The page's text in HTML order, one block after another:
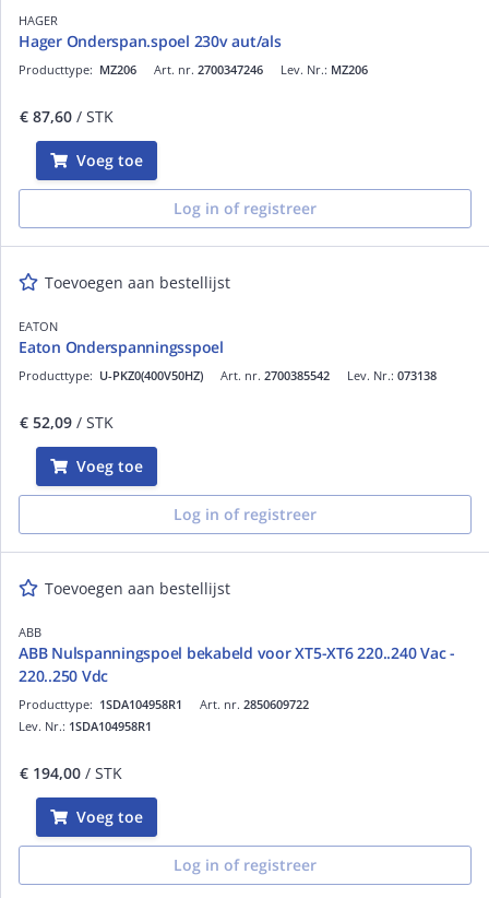
HAGER
Hager Onderspan.spoel 230v aut/als
Art. nr. 2700347246
Producttype: MZ206 Lev. Nr.: MZ206
€ 87,60 / STK
Voeg toe
Log in of registreer
Toevoegen aan bestellijst
EATON
Eaton Onderspanningsspoel
Art. nr. 2700385542
Producttype: U-PKZ0(400V50HZ) Lev. Nr.: 073138
€ 52,09 / STK
Voeg toe
Log in of registreer
Toevoegen aan bestellijst
ABB
ABB Nulspanningspoel bekabeld voor XT5-XT6 220..240 Vac -
220..250 Vdc
Art. nr. 2850609722
Producttype: 1SDA104958R1
Lev. Nr.: 1SDA104958R1
€ 194,00 / STK
Voeg toe
Log in of registreer